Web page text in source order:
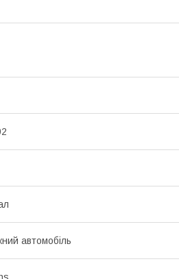
автомобіль